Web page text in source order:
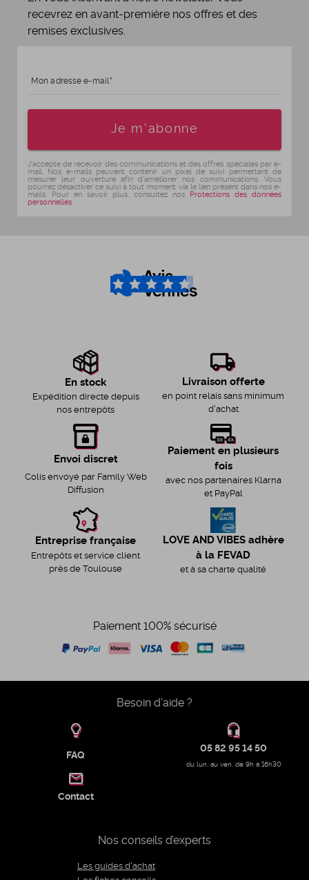
recevrez en avant-première nos offres et des
remises exclusives.
Mon adresse e-mail
Je m'abonne
J'accepte de recevoir des communications et des offres spéciales par e-
mail. Nos e-mails peuvent contenir un pixel de suivi permettant de
mesurer leur ouverture afin d'améliorer nos communications. Vous
pourrez désactiver ce suivi à tout moment via le lien présent dans nos e-
mails. Pour en savoir plus, consultez nos Protections des données
personnelles
4.6/5
En stock
Expédition directe depuis
nos entrepôts
Livraison offerte
en point relais sans minimum
d'achat
Envoi discret
Colis envoyé par Family Web
Diffusion
Paiement en plusieurs
fois
avec nos partenaires Klarna
et PayPal
Entreprise française
Entrepôts et service client
près de Toulouse
LOVE AND VIBES adhère
à la FEVAD
et à sa charte qualité
Paiement 100% sécurisé
Besoin d'aide ?
FAQ
05 82 95 14 50
du lun. au ven. de 9h à 16h30
Contact
Nos conseils d’experts
Les guides d'achat